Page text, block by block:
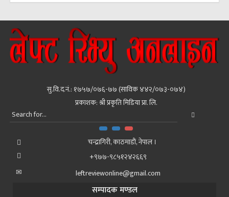
सु.वि.द.नं.: १७५७/०७६-७७ (साविक ४४२/०७३-०७४)
प्रकाशक: श्री प्रकृति मिडिया प्रा. लि.
चन्द्रागिरी, काठमाडाैं, नेपाल ।
+९७७-९८५१२४२६६९
leftreviewonline@gmail.com
सम्पादक मण्डल